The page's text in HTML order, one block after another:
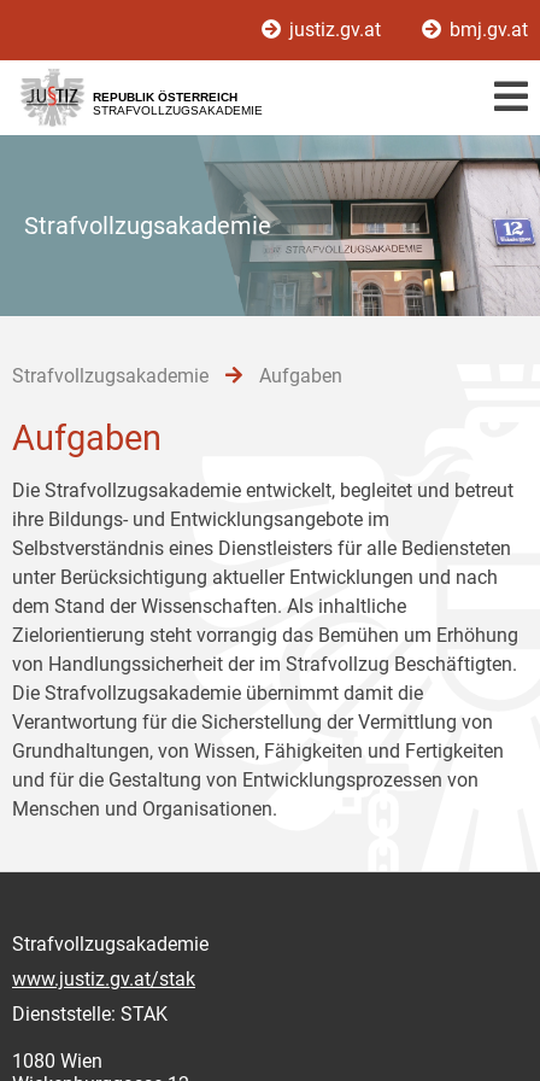
[1]
[2]
[3]
justiz.gv.at bmj.gv.at
REPUBLIK ÖSTERREICH
STRAFVOLLZUGSAKADEMIE
Strafvollzugsakademie
Strafvollzugsakademie Aufgaben
Aufgaben
Die Strafvollzugsakademie entwickelt, begleitet und betreut
ihre Bildungs- und Entwicklungsangebote im
Selbstverständnis eines Dienstleisters für alle Bediensteten
unter Berücksichtigung aktueller Entwicklungen und nach
dem Stand der Wissenschaften. Als inhaltliche
Zielorientierung steht vorrangig das Bemühen um Erhöhung
von Handlungssicherheit der im Strafvollzug Beschäftigten.
Die Strafvollzugsakademie übernimmt damit die
Verantwortung für die Sicherstellung der Vermittlung von
Grundhaltungen, von Wissen, Fähigkeiten und Fertigkeiten
und für die Gestaltung von Entwicklungsprozessen von
Menschen und Organisationen.
Strafvollzugsakademie
www.justiz.gv.at/stak
Dienststelle: STAK
1080 Wien